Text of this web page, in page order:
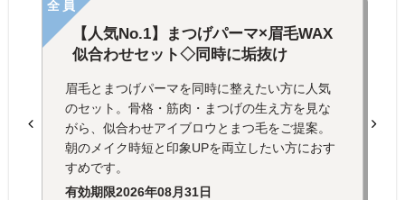
全員
【人気No.1】まつげパーマ×眉毛WAX
似合わせセット◇同時に垢抜け
眉毛とまつげパーマを同時に整えたい方に人気
のセット。骨格・筋肉・まつげの生え方を見な
がら、似合わせアイブロウとまつ毛をご提案。
朝のメイク時短と印象UPを両立したい方におす
すめです。
有効期限2026年08月31日